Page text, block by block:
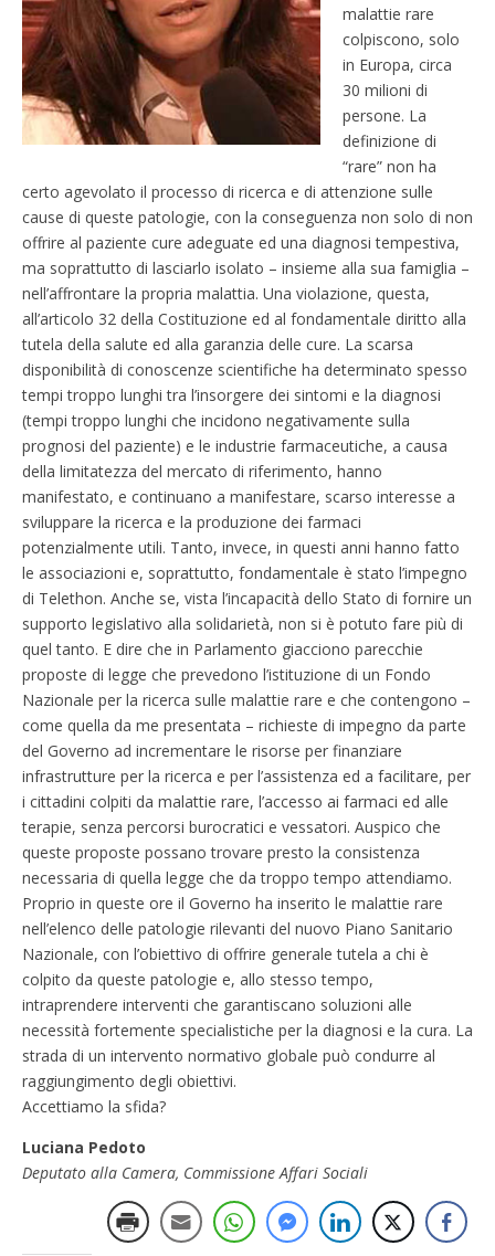
malattie rare
colpiscono, solo
in Europa, circa
30 milioni di
persone. La
definizione di
“rare” non ha
certo agevolato il processo di ricerca e di attenzione sulle
cause di queste patologie, con la conseguenza non solo di non
offrire al paziente cure adeguate ed una diagnosi tempestiva,
ma soprattutto di lasciarlo isolato – insieme alla sua famiglia –
nell’affrontare la propria malattia. Una violazione, questa,
all’articolo 32 della Costituzione ed al fondamentale diritto alla
tutela della salute ed alla garanzia delle cure. La scarsa
disponibilità di conoscenze scientifiche ha determinato spesso
tempi troppo lunghi tra l’insorgere dei sintomi e la diagnosi
(tempi troppo lunghi che incidono negativamente sulla
prognosi del paziente) e le industrie farmaceutiche, a causa
della limitatezza del mercato di riferimento, hanno
manifestato, e continuano a manifestare, scarso interesse a
sviluppare la ricerca e la produzione dei farmaci
potenzialmente utili. Tanto, invece, in questi anni hanno fatto
le associazioni e, soprattutto, fondamentale è stato l’impegno
di Telethon. Anche se, vista l’incapacità dello Stato di fornire un
supporto legislativo alla solidarietà, non si è potuto fare più di
quel tanto. E dire che in Parlamento giacciono parecchie
proposte di legge che prevedono l’istituzione di un Fondo
Nazionale per la ricerca sulle malattie rare e che contengono –
come quella da me presentata – richieste di impegno da parte
del Governo ad incrementare le risorse per finanziare
infrastrutture per la ricerca e per l’assistenza ed a facilitare, per
i cittadini colpiti da malattie rare, l’accesso ai farmaci ed alle
terapie, senza percorsi burocratici e vessatori. Auspico che
queste proposte possano trovare presto la consistenza
necessaria di quella legge che da troppo tempo attendiamo.
Proprio in queste ore il Governo ha inserito le malattie rare
nell’elenco delle patologie rilevanti del nuovo Piano Sanitario
Nazionale, con l’obiettivo di offrire generale tutela a chi è
colpito da queste patologie e, allo stesso tempo,
intraprendere interventi che garantiscano soluzioni alle
necessità fortemente specialistiche per la diagnosi e la cura. La
strada di un intervento normativo globale può condurre al
raggiungimento degli obiettivi.
Accettiamo la sfida?
Luciana Pedoto
Deputato alla Camera, Commissione Affari Sociali